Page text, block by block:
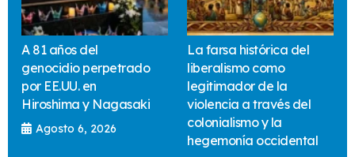
A 81 años del
genocidio perpetrado
por EE.UU. en
Hiroshima y Nagasaki
Agosto 6, 2026
La farsa histórica del
liberalismo como
legitimador de la
violencia a través del
colonialismo y la
hegemonía occidental